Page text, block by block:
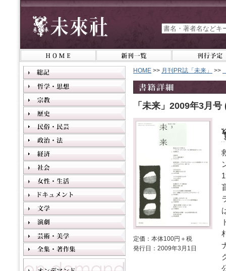
HOME >> 月刊PR誌「未来」 >>
「未来」2009年3月
定価：本体100円＋税
発行日：2009年3月1日